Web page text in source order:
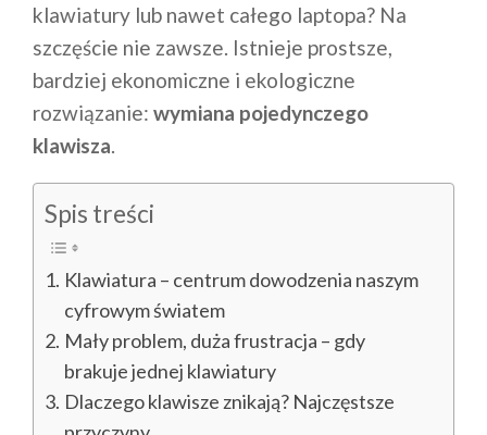
klawiatury lub nawet całego laptopa? Na
szczęście nie zawsze. Istnieje prostsze,
bardziej ekonomiczne i ekologiczne
rozwiązanie: wymiana pojedynczego
klawisza.
Spis treści
Klawiatura – centrum dowodzenia naszym
cyfrowym światem
Mały problem, duża frustracja – gdy
brakuje jednej klawiatury
Dlaczego klawisze znikają? Najczęstsze